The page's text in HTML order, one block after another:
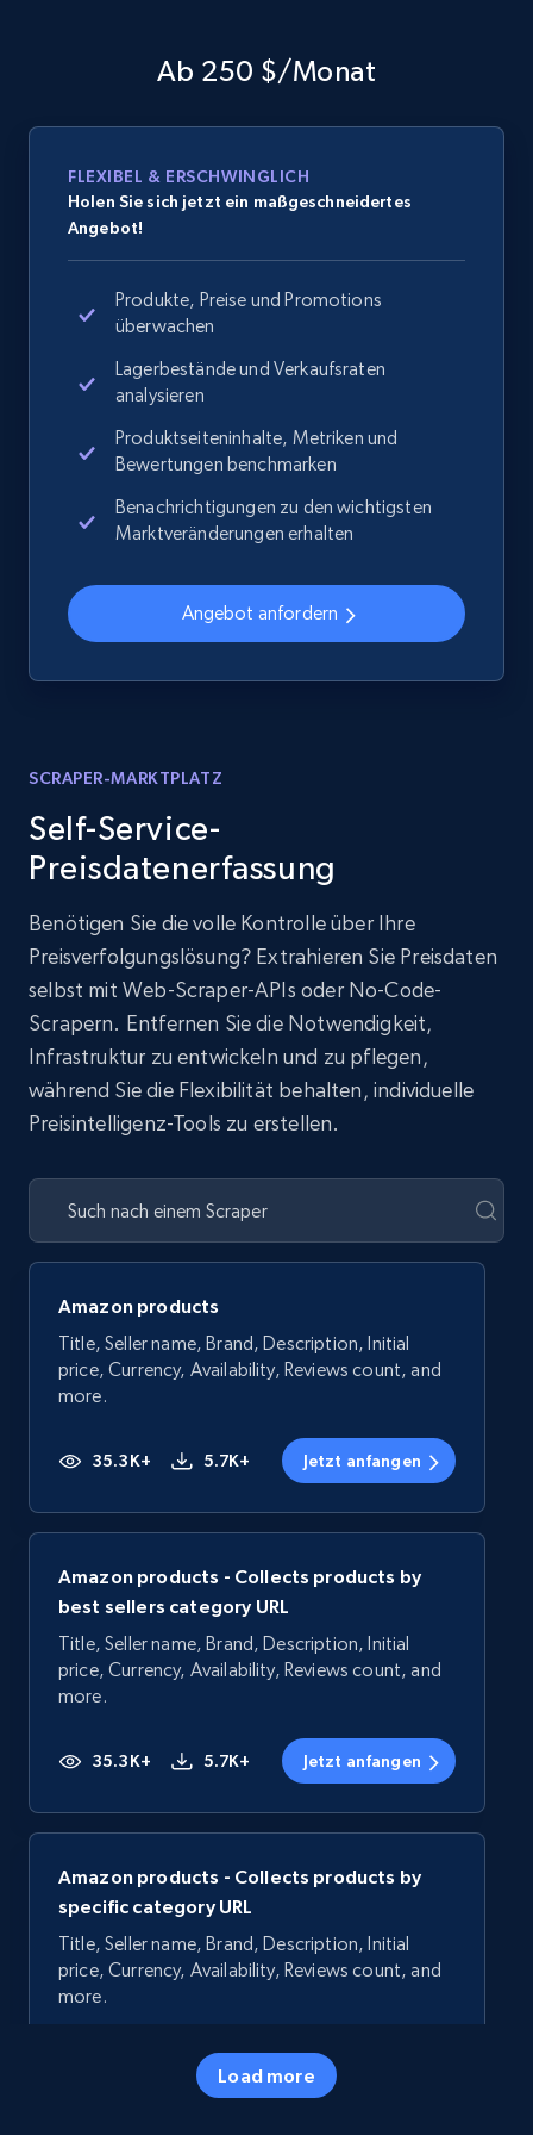
Ab 250 $/Monat
FLEXIBEL & ERSCHWINGLICH
Holen Sie sich jetzt ein maßgeschneidertes
Angebot!
Produkte, Preise und Promotions
überwachen
Lagerbestände und Verkaufsraten
analysieren
Produktseiteninhalte, Metriken und
Bewertungen benchmarken
Benachrichtigungen zu den wichtigsten
Marktveränderungen erhalten
Angebot anfordern
SCRAPER-MARKTPLATZ
Self-Service-
Preisdatenerfassung
Benötigen Sie die volle Kontrolle über Ihre
Preisverfolgungslösung? Extrahieren Sie Preisdaten
selbst mit Web-Scraper-APIs oder No-Code-
Scrapern. Entfernen Sie die Notwendigkeit,
Infrastruktur zu entwickeln und zu pflegen,
während Sie die Flexibilität behalten, individuelle
Preisintelligenz-Tools zu erstellen.
Amazon products
Title, Seller name, Brand, Description, Initial
price, Currency, Availability, Reviews count, and
more.
35.3K+ 5.7K+ Jetzt anfangen
Amazon products - Collects products by
best sellers category URL
Title, Seller name, Brand, Description, Initial
price, Currency, Availability, Reviews count, and
more.
35.3K+ 5.7K+ Jetzt anfangen
Amazon products - Collects products by
specific category URL
Title, Seller name, Brand, Description, Initial
price, Currency, Availability, Reviews count, and
more.
5.7K+ Jetzt anfangen
Load more